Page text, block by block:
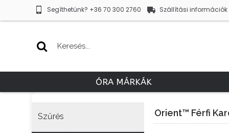
Segíthetünk? +36 70 300 2760 Szállítási információk
ÓRA MÁRKÁK
Szűrés Orient™ Férfi